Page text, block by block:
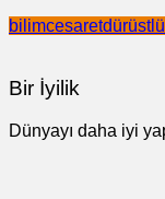
bilimcesaret
Bir İyilik
Dünyayı daha iyi